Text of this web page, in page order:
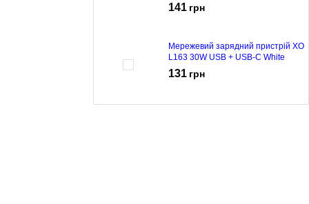
141 грн
Мережевий зарядний пристрій XO
L163 30W USB + USB-C White
131 грн